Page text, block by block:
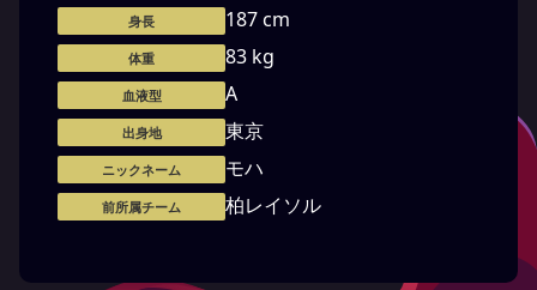
身長 187 cm
体重 83 kg
血液型 A
出身地 東京
ニックネーム モハ
前所属チーム 柏レイソル